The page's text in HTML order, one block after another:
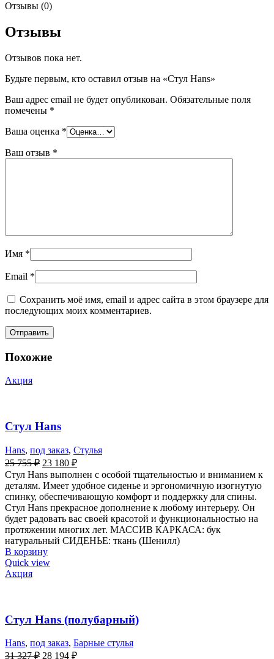
Отзывы (0)
Отзывы
Отзывов пока нет.
Будьте первым, кто оставил отзыв на «Стул Hans»
Ваш адрес email не будет опубликован. Обязательные поля
помечены *
Ваша оценка *
Ваш отзыв *
Имя *
Email *
Сохранить моё имя, email и адрес сайта в этом браузере для
последующих моих комментариев.
Похожие
Акция
Стул Hans
Hans, под заказ, Стулья
25 755₽ 23 180 ₽
Стул Hans выполнен с особой тщательностью и вниманием к
деталям. Имеет удобное сиденье и эргономичную изогнутую
спинку, обеспечивающую комфорт и поддержку для спины.
Стул Hans прекрасное дополнение к любому интерьеру. Он
будет радовать вас своей красотой и функциональностью на
протяжении многих лет. МАССИВ КАРКАСА: бук
натуральный СИДЕНЬЕ: ткань (Шенилл)
В корзину
Quick view
Акция
Стул Hans (полубарный)
Hans, под заказ, Барные стулья
31 327₽ 28 194 ₽